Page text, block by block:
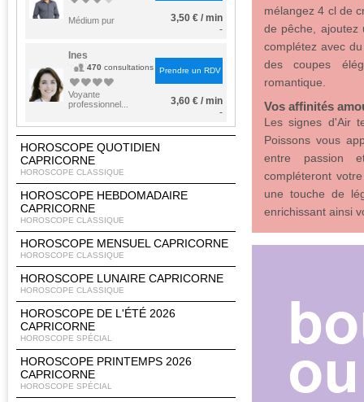
Médium pur
3,50 € / min
-
Ines
470 consultations
Voyante
professionnel...
Prendre un RDV
3,60 € / min
-
HOROSCOPE QUOTIDIEN
CAPRICORNE
HOROSCOPE CLASSIQUE
HOROSCOPE HEBDOMADAIRE
CAPRICORNE
HOROSCOPE CLASSIQUE
HOROSCOPE MENSUEL CAPRICORNE
HOROSCOPE CLASSIQUE
HOROSCOPE LUNAIRE CAPRICORNE
HOROSCOPE CLASSIQUE
HOROSCOPE DE L'ÉTÉ 2026
CAPRICORNE
HOROSCOPE SPÉCIAL
HOROSCOPE PRINTEMPS 2026
CAPRICORNE
HOROSCOPE SPÉCIAL
mélangez 4 cl de
de pêche,
complétez avec
des coupes
romantique.
Vos affinités
Les signes d'Air
Poissons vous
entre passion
compléteront
une touche de
enrichissant ainsi